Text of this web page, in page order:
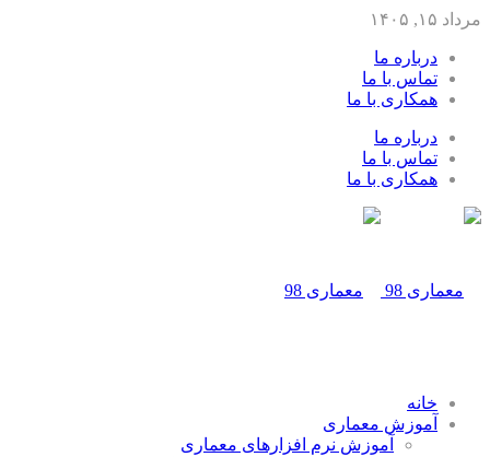
مرداد ۱۵, ۱۴۰۵
درباره ما
تماس با ما
همکاری با ما
درباره ما
تماس با ما
همکاری با ما
خانه
آموزش معماری
آموزش نرم افزارهای معماری